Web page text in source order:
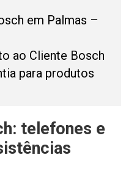
em Palmas –
ao Cliente Bosch
para produtos
telefones e